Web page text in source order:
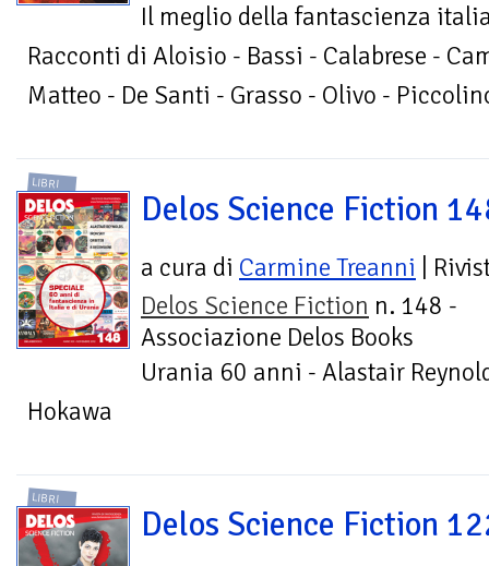
Il meglio della fantascienza
Racconti di Aloisio - Bassi - Calabrese -
Matteo - De Santi - Grasso - Olivo -
LIBRI
Delos Science Fiction
a cura di Carmine Treanni |
Delos Science Fiction n. 148 -
Associazione Delos Books
Urania 60 anni - Alastair
Hokawa
LIBRI
Delos Science Fiction